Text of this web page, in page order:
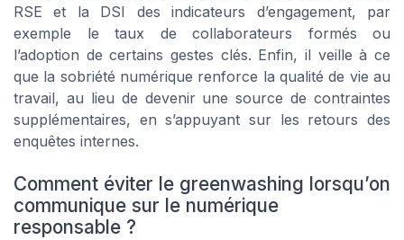
RSE et la DSI des indicateurs d’engagement, par
exemple le taux de collaborateurs formés ou
l’adoption de certains gestes clés. Enfin, il veille à ce
que la sobriété numérique renforce la qualité de vie au
travail, au lieu de devenir une source de contraintes
supplémentaires, en s’appuyant sur les retours des
enquêtes internes.
Comment éviter le greenwashing lorsqu’on
communique sur le numérique
responsable ?